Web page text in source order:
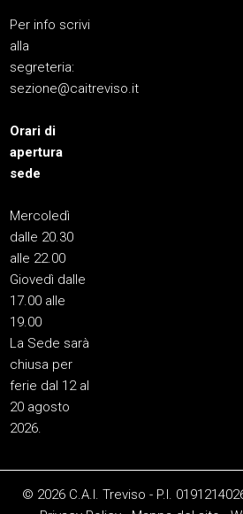
Per info scrivi
alla
segreteria:
sezione@caitreviso.it
Orari di
apertura
sede
Mercoledì
dalle 20.30
alle 22.00
Giovedì dalle
17.00 alle
19.00
La Sede sarà
chiusa per
ferie dal 12 al
20 agosto
2026.
© 2026 C.A.I. Treviso - P.I.